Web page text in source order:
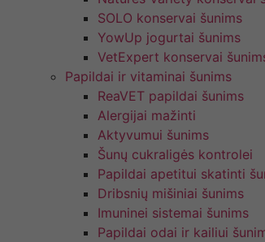
SOLO konservai šunims
YowUp jogurtai šunims
VetExpert konservai
Papildai ir vitaminai šunims
ReaVET papildai šunims
Alergijai mažinti
Aktyvumui šunims
Šunų cukraligės kontrolei
Papildai apetitui skatinti
Dribsnių mišiniai šunims
Imuninei sistemai šunims
Papildai odai ir kailiui